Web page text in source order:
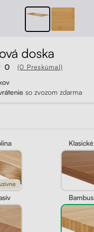
monitor - Riser
zásuvkami a zásuvky
doska
0 (0 Preskúmal)
so zvozom zdarma
Klasické
Bambus